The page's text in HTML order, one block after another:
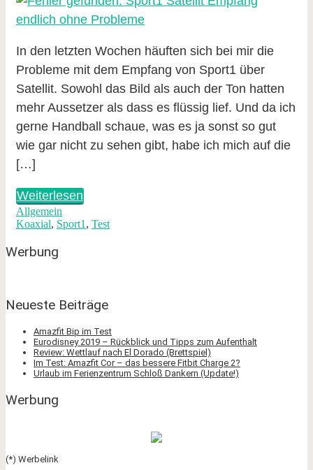
In den letzten Wochen häuften sich bei mir die
Probleme mit dem Empfang von Sport1 über
Satellit. Sowohl das Bild als auch der Ton hatten
mehr Aussetzer als dass es flüssig lief. Und da ich
gerne Handball schaue, was es ja sonst so gut
wie gar nicht zu sehen gibt, habe ich mich auf die
[…]
Weiterlesen
Allgemein
Koaxial, Sport1 , Test
Werbung
Neueste Beiträge
Amazfit Bip im Test
Eurodisney 2019 – Rückblick und Tipps zum Aufenthalt
Review: Wettlauf nach El Dorado (Brettspiel)
Im Test: Amazfit Cor – das bessere Fitbit Charge 2?
Urlaub im Ferienzentrum Schloß Dankern (Update!)
Werbung
(*) Werbelink